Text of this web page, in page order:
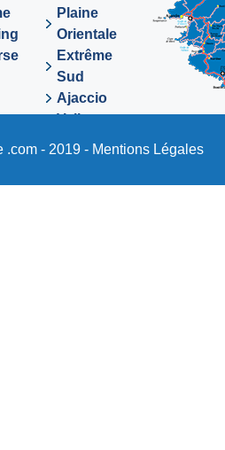
Plaine
Orientale
Extrême
Sud
Ajaccio
Valinco
Sartene
.com - 2019 - Mentions Légales